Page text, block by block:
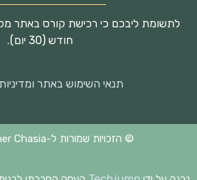
לתשומת ליבכם כי רכישת קורס באתר
חודש (30 יום).
תנאי השימוש באתר
© הזכויות שמורות ל-Hello Teacher Chasia